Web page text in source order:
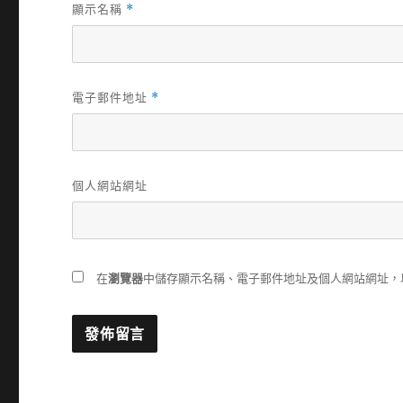
顯示名稱 *
電子郵件地址 *
個人網站網址
在瀏覽器中儲存顯示名稱、電子郵件地址及個人網站網址